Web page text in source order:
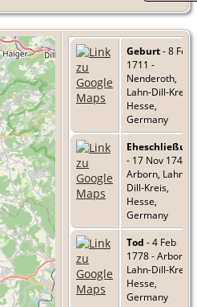
Geburt- 8 Feb
1711 -
Nenderoth,
Lahn-Dill-Kreis,
Hesse,
Germany
Eheschließung
- 17 Nov 1743 -
Arborn, Lahn-
Dill-Kreis,
Hesse,
Germany
Tod - 4 Feb
1778 - Arborn,
Lahn-Dill-Kreis,
Hesse,
Germany